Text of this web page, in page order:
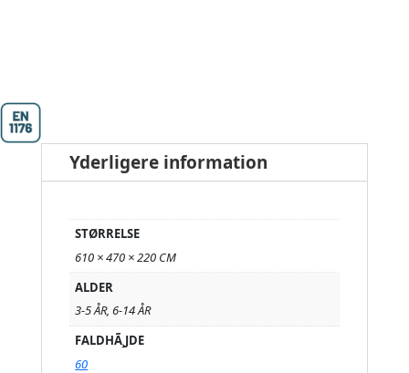
Yderligere information
STØRRELSE
610 × 470 × 220 CM
ALDER
3-5 ÅR, 6-14 ÅR
FALDHÃ¸JDE
60